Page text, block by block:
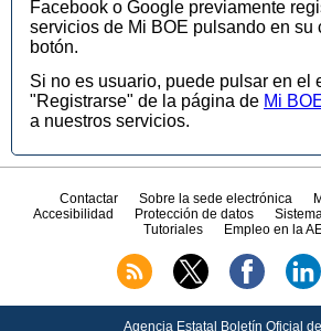
Facebook o Google previamente
servicios de Mi BOE pulsando en su
botón.
Si no es usuario, puede pulsar en el
"Registrarse" de la página de Mi
a nuestros servicios.
Contactar Sobre la sede electrónica
Accesibilidad
Protección de datos
Tutoriales
Empleo en la
Agencia Estatal Boletín Oficial